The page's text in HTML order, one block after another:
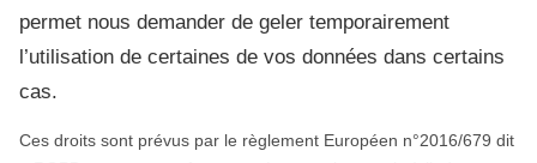
permet nous demander de geler temporairement
l’utilisation de certaines de vos données dans certains
cas.
Ces droits sont prévus par le règlement Européen n°2016/679 dit